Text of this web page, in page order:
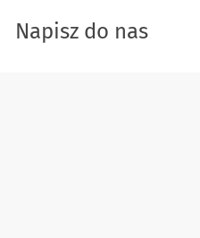
Napisz do nas